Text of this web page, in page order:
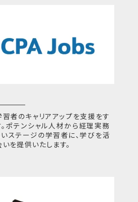
者のキャリアアップを支援をす
ポテンシャル人材から経理実務
ステージの学習者に、学びを活
を提供いたします。